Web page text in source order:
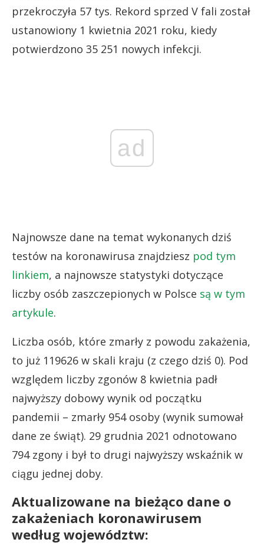
przekroczyła 57 tys. Rekord sprzed V fali został
ustanowiony 1 kwietnia 2021 roku, kiedy
potwierdzono 35 251 nowych infekcji.
ad
Najnowsze dane na temat wykonanych dziś
testów na koronawirusa znajdziesz pod tym
linkiem, a najnowsze statystyki dotyczące
liczby osób zaszczepionych w Polsce są w tym
artykule.
Liczba osób, które zmarły z powodu zakażenia,
to już 119626 w skali kraju (z czego dziś 0). Pod
względem liczby zgonów 8 kwietnia padł
najwyższy dobowy wynik od początku
pandemii – zmarły 954 osoby (wynik sumował
dane ze świąt). 29 grudnia 2021 odnotowano
794 zgony i był to drugi najwyższy wskaźnik w
ciągu jednej doby.
Aktualizowane na bieżąco dane o
zakażeniach koronawirusem
według województw: